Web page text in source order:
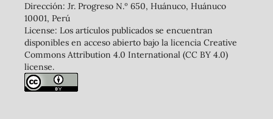
Dirección: Jr. Progreso N.º 650, Huánuco, Huánuco
10001, Perú
License: Los artículos publicados se encuentran
disponibles en acceso abierto bajo la licencia Creative
Commons Attribution 4.0 International (CC BY 4.0)
license.